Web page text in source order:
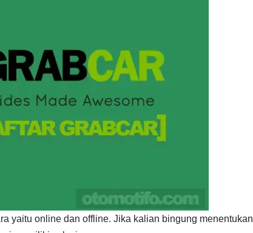
yaitu online dan offline. Jika kalian bingung menentukan